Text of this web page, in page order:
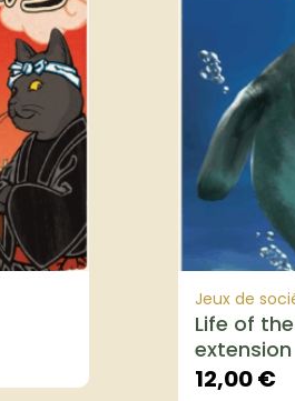
Jeux de
Life of
extension
12,00€